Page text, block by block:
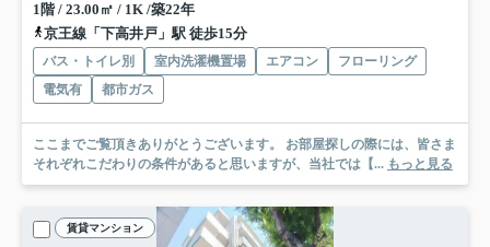
1階 / 23.00㎡ / 1K /築22年
京王線「下高井戸」駅 徒歩15分
バス・トイレ別 室内洗濯機置場 エアコン
フローリング
電気有
都市ガス
ここまでご覧頂きありがとうございます。 お部屋探しの際には、皆さま
それぞれこだわりの条件があると思いますが、当社では【... もっと見る
賃貸マンション